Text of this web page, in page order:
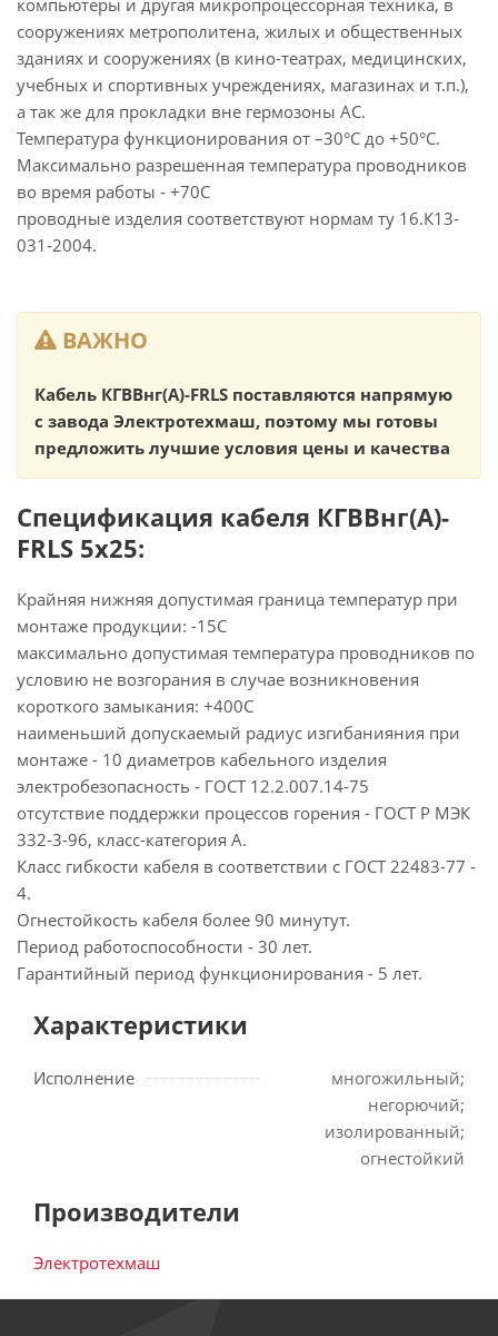
компьютеры и другая микропроцессорная техника, в
сооружениях метрополитена, жилых и общественных
зданиях и сооружениях (в кино-театрах, медицинских,
учебных и спортивных учреждениях, магазинах и т.п.),
а так же для прокладки вне гермозоны АС.
Температура функционирования от –30°С до +50°С.
Максимально разрешенная температура проводников
во время работы - +70С
проводные изделия соответствуют нормам ту 16.К13-
031-2004.
ВАЖНО
Кабель КГВВнг(А)-FRLS поставляются напрямую
с завода Электротехмаш, поэтому мы готовы
предложить лучшие условия цены и качества
Спецификация кабеля КГВВнг(А)-
FRLS 5х25:
Крайняя нижняя допустимая граница температур при
монтаже продукции: -15С
максимально допустимая температура проводников по
условию не возгорания в случае возникновения
короткого замыкания: +400С
наименьший допускаемый радиус изгибанияния при
монтаже - 10 диаметров кабельного изделия
электробезопасность - ГОСТ 12.2.007.14-75
отсутствие поддержки процессов горения - ГОСТ Р МЭК
332-3-96, класс-категория А.
Класс гибкости кабеля в соответствии с ГОСТ 22483-77 -
4.
Огнестойкость кабеля более 90 минутут.
Период работоспособности - 30 лет.
Гарантийный период функционирования - 5 лет.
Характеристики
Исполнение
многожильный;
негорючий;
изолированный;
огнестойкий
Производители
Электротехмаш